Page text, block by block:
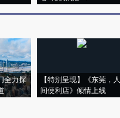
全力探
【特别呈现】《东莞，人
间便利店》倾情上线